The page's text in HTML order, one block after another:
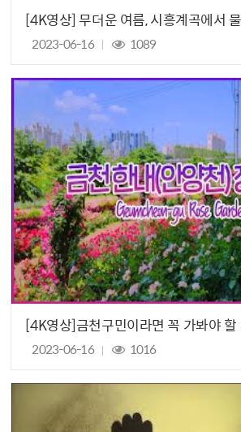
[4K영상] 무더운 여름, 시흥계곡에서
2023-06-16 1089
2023-06-16 1016